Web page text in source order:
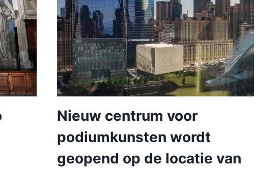
Nieuw centrum voor
podiumkunsten wordt
geopend op de locatie van